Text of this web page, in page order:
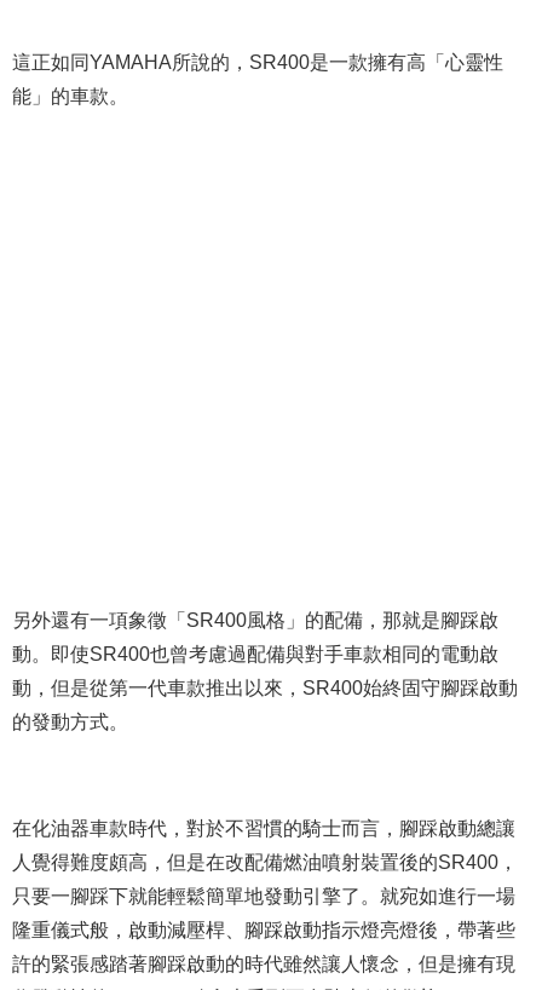
這正如同YAMAHA所說的，SR400是一款擁有高「心靈性
能」的車款。
另外還有一項象徵「SR400風格」的配備，那就是腳踩啟
動。即使SR400也曾考慮過配備與對手車款相同的電動啟
動，但是從第一代車款推出以來，SR400始終固守腳踩啟動
的發動方式。
在化油器車款時代，對於不習慣的騎士而言，腳踩啟動總讓
人覺得難度頗高，但是在改配備燃油噴射裝置後的SR400，
只要一腳踩下就能輕鬆簡單地發動引擎了。就宛如進行一場
隆重儀式般，啟動減壓桿、腳踩啟動指示燈亮燈後，帶著些
許的緊張感踏著腳踩啟動的時代雖然讓人懷念，但是擁有現